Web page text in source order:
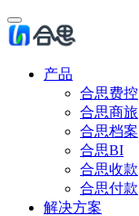
产品
合思费控
合思商旅
合思档案
合思BI
合思收款
合思付款
解决方案